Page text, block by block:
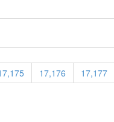
17,176 17,177